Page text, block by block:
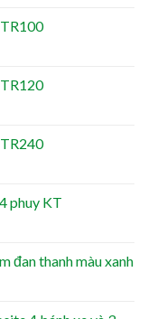
phuy KT
đan thanh màu xanh